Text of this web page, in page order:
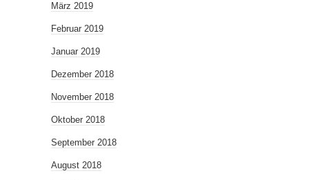
März 2019
Februar 2019
Januar 2019
Dezember 2018
November 2018
Oktober 2018
September 2018
August 2018